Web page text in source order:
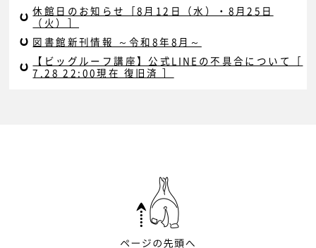
休館日のお知らせ［8月12日（水）・8月25日
（火）］
図書館新刊情報 ～令和8年8月～
【ビッグルーフ講座】公式LINEの不具合について［
7.28 22:00現在 復旧済 ］